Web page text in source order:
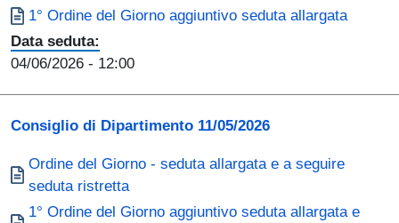
Documento
1° Ordine del Giorno aggiuntivo seduta allargata
Data seduta:
04/06/2026 - 12:00
Consiglio di Dipartimento 11/05/2026
Documento
Ordine del Giorno - seduta allargata e a seguire
seduta ristretta
Documento
1° Ordine del Giorno aggiuntivo seduta allargata e